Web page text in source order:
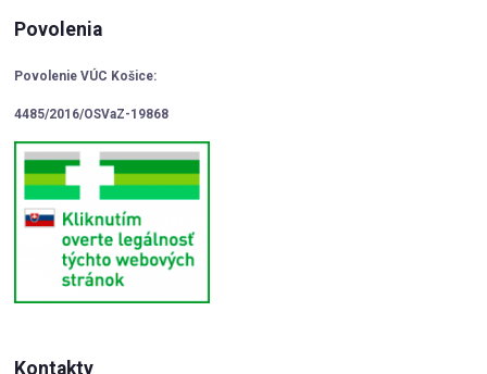
Povolenia
Povolenie VÚC Košice:
4485/2016/OSVaZ-19868
Kontakty